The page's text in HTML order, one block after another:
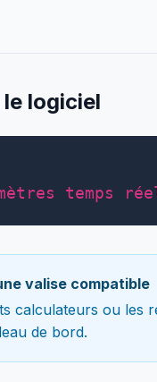
logiciel
temps
valise compatible
calculateurs ou les
de bord.